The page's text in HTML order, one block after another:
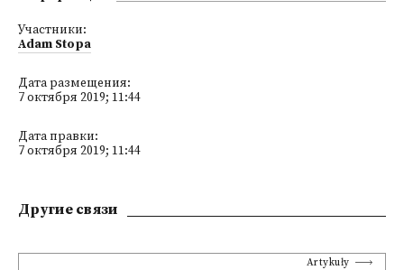
Участники:
Adam Stopa
Дата размещения:
7 октября 2019; 11:44
Дата правки:
7 октября 2019; 11:44
Другие связи
Artykuły